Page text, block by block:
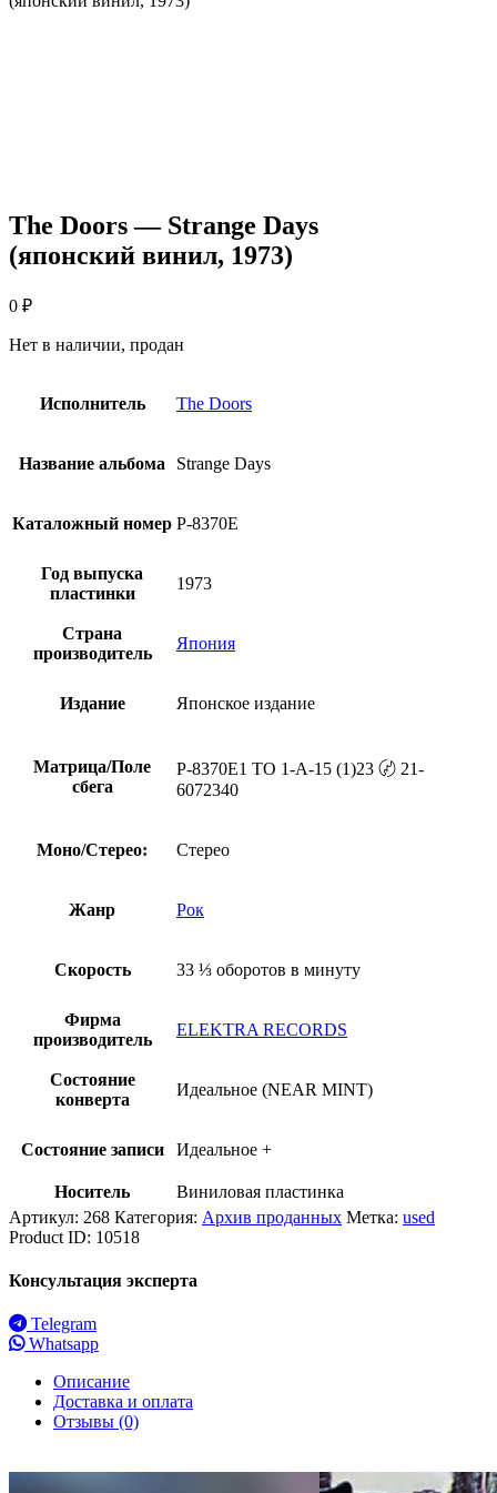
The Doors — Strange Days
(японский винил, 1973)
0 ₽
Нет в наличии, продан
Исполнитель The Doors
Название альбома Strange Days
Каталожный номер P-8370E
Год выпуска
пластинки
1973
Страна
производитель
Япония
Издание Японское издание
Матрица/Поле
сбега
P-8370E1 TO 1-A-15 (1)23 〄 21-
6072340
Моно/Стерео: Стерео
Жанр Рок
Скорость 33 ⅓ оборотов в минуту
Фирма
производитель
ELEKTRA RECORDS
Состояние
конверта
Идеальное (NEAR MINT)
Состояние записи Идеальное +
Носитель
Виниловая пластинка
Артикул: 268 Категория: Архив проданных Метка: used
Product ID: 10518
Консультация эксперта
Telegram
Whatsapp
Описание
Доставка и оплата
Отзывы (0)